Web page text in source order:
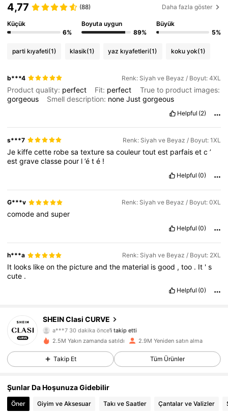
4,77 (88) Daha fazla göster
Küçük
6%
Boyuta uygun
89%
Büyük
5%
parti kıyafeti(1) klasik(1) yaz kıyafetleri(1) koku yok(1)
b***4 Renk: Siyah ve Beyaz / Boyut: 4XL
Product quality: perfect Fit: perfect
True to product images:
gorgeous
Smell description: noneJustgorgeous
Helpful (2)
s***7 Renk: Siyah ve Beyaz / Boyut: 1XL
Je kiffecette robesatexturesacouleurtoutest parfaisetc’
estgraveclasse pour l’été !
Helpful (0)
G***v Renk: Siyah ve Beyaz / Boyut: 0XL
comodeandsuper
Helpful (0)
h***a Renk: Siyah ve Beyaz / Boyut: 2XL
It looks likeonthe pictureandthe material isgood ,too . It 's
cute .
Helpful (0)
SHEIN Clasi CURVE
4,83
338K Takipçiler
a***7 30 dakika önce'i takip etti
2.5M Yakın zamanda satıldı 2.9M Yeniden satın alma
Takip Et Tüm Ürünler
Şunlar Da Hoşunuza Gidebilir
Öner Giyim ve Aksesuar Takı ve Saatler Çantalar ve Valizler